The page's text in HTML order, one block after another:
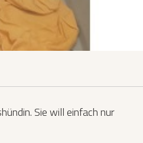
Sie will einfach nur